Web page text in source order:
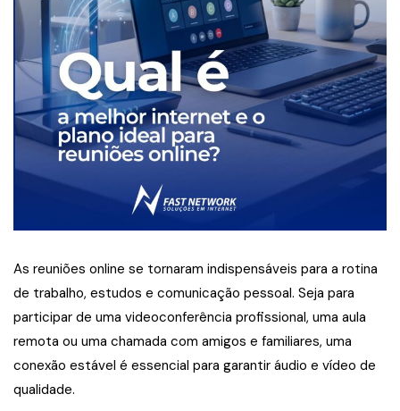
As reuniões online se tornaram indispensáveis para a rotina
de trabalho, estudos e comunicação pessoal. Seja para
participar de uma videoconferência profissional, uma aula
remota ou uma chamada com amigos e familiares, uma
conexão estável é essencial para garantir áudio e vídeo de
qualidade.